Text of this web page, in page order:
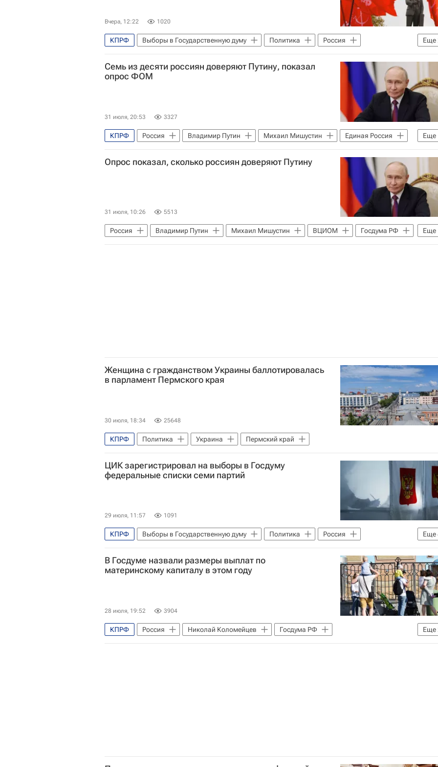
Вчера, 12:22 1020
Еще
КПРФ Выборы в Государственную думу Политика
Россия
Владимир Путин
Госдума РФ
Семь из десяти россиян доверяют Путину, показал
опрос ФОМ
31 июля, 20:53 3327
Еще
КПРФ Россия Владимир Путин Михаил Мишустин
Единая Россия
ЛДПР
Опрос показал, сколько россиян доверяют Путину
31 июля, 10:26 5513
Еще
Россия Владимир Путин Михаил Мишустин ВЦИОМ
Госдума РФ
Единая Россия
Женщина с гражданством Украины баллотировалась
в парламент Пермского края
30 июля, 18:34 25648
КПРФ Политика Украина Пермский край
ЦИК зарегистрировал на выборы в Госдуму
федеральные списки семи партий
29 июля, 11:57 1091
Еще
КПРФ Выборы в Государственную думу Политика
Россия
Элла Памфилова
Владимир Путин Госдума РФ Единая Россия
В Госдуме назвали размеры выплат по
материнскому капиталу в этом году
28 июля, 19:52 3904
Еще
КПРФ Россия Николай Коломейцев
Госдума РФ
Материнский капитал
Общество